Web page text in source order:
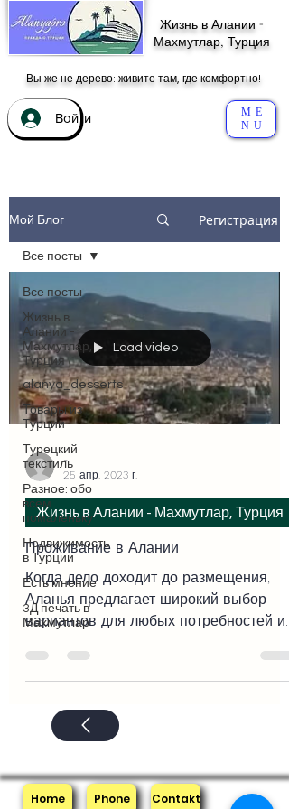
Жизнь в Алании -
Махмутлар, Турция
Вы же не дерево: живите там, где комфортно!
Войти
ME
NU
Мой Блог Регистрация
Все посты
Жизнь в
Алании -
Махмутлар,
Турция
alanya_desserts
Товары из
Турции
Турецкий
текстиль
Разное: обо
всем
помаленьку
Недвижимость
в Турции
Есть мнение
3Д печать в
Махмутлар
Все посты
Load video
-
25 апр. 2023 г.
Жизнь в Алании - Махмутлар, Турция
Проживание в Алании
Когда дело доходит до размещения,
Аланья предлагает широкий выбор
вариантов для любых потребностей и
между...
Home Phone Contakt